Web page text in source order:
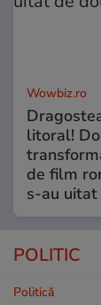
Wowbiz.ro
litoral!
de film
s-au
POLITIC
Politică